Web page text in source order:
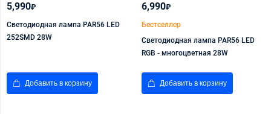
5,990₽
Светодиодная лампа PAR56 LED
252SMD 28W
Добавить в корзину
6,990₽
Бестселлер
Светодиодная лампа PAR56 LED
RGB - многоцветная 28W
Добавить в корзину